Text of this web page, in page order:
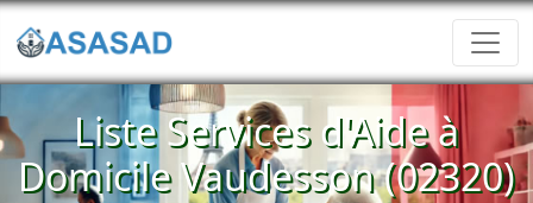
Liste Services d'Aide à
Domicile Vaudesson (02320)